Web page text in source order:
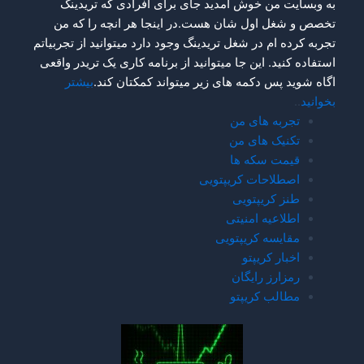
افرادی که تریدینگ
هر انچه را که من
دارد میتوانید از تجربیاتم
برنامه کاری یک تریدر واقعی
کمکتان کند.بیشتر